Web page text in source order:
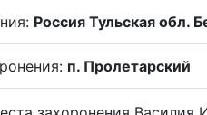
Россия Тульская обл.
п. Пролетарский